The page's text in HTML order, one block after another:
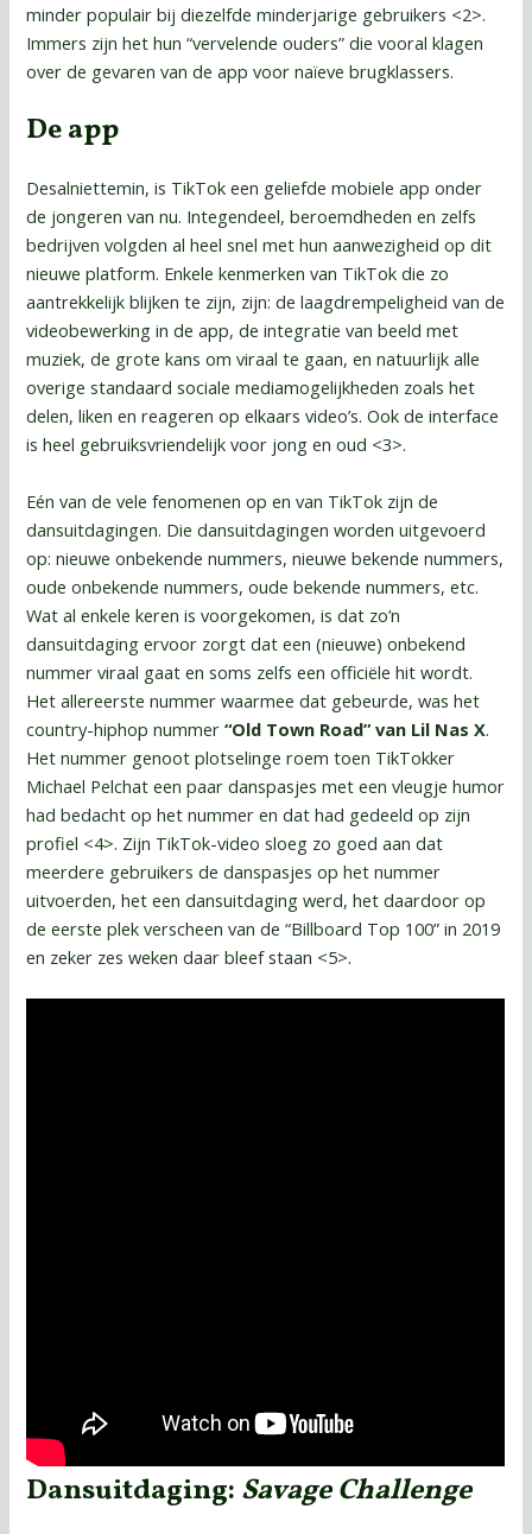
minder populair bij diezelfde minderjarige gebruikers <2>.
Immers zijn het hun “vervelende ouders” die vooral klagen
over de gevaren van de app voor naïeve brugklassers.
De app
Desalniettemin, is TikTok een geliefde mobiele app onder
de jongeren van nu. Integendeel, beroemdheden en zelfs
bedrijven volgden al heel snel met hun aanwezigheid op dit
nieuwe platform. Enkele kenmerken van TikTok die zo
aantrekkelijk blijken te zijn, zijn: de laagdrempeligheid van de
videobewerking in de app, de integratie van beeld met
muziek, de grote kans om viraal te gaan, en natuurlijk alle
overige standaard sociale mediamogelijkheden zoals het
delen, liken en reageren op elkaars video’s. Ook de interface
is heel gebruiksvriendelijk voor jong en oud <3>.
Eén van de vele fenomenen op en van TikTok zijn de
dansuitdagingen. Die dansuitdagingen worden uitgevoerd
op: nieuwe onbekende nummers, nieuwe bekende nummers,
oude onbekende nummers, oude bekende nummers, etc.
Wat al enkele keren is voorgekomen, is dat zo’n
dansuitdaging ervoor zorgt dat een (nieuwe) onbekend
nummer viraal gaat en soms zelfs een officiële hit wordt.
Het allereerste nummer waarmee dat gebeurde, was het
country-hiphop nummer“Old Town Road” van Lil Nas X.
Het nummer genoot plotselinge roem toen TikTokker
Michael Pelchat een paar danspasjes met een vleugje humor
had bedacht op het nummer en dat had gedeeld op zijn
profiel <4>. Zijn TikTok-video sloeg zo goed aan dat
meerdere gebruikers de danspasjes op het nummer
uitvoerden, het een dansuitdaging werd, het daardoor op
de eerste plek verscheen van de “Billboard Top 100” in 2019
en zeker zes weken daar bleef staan <5>.
Dansuitdaging: Savage Challenge